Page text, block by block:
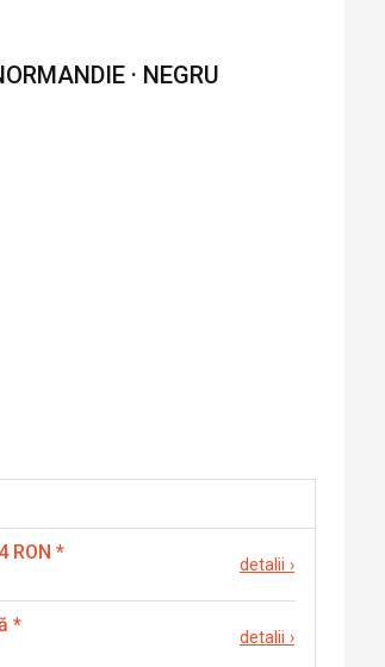
· NEGRU
RON *
detalii ›
*
detalii ›